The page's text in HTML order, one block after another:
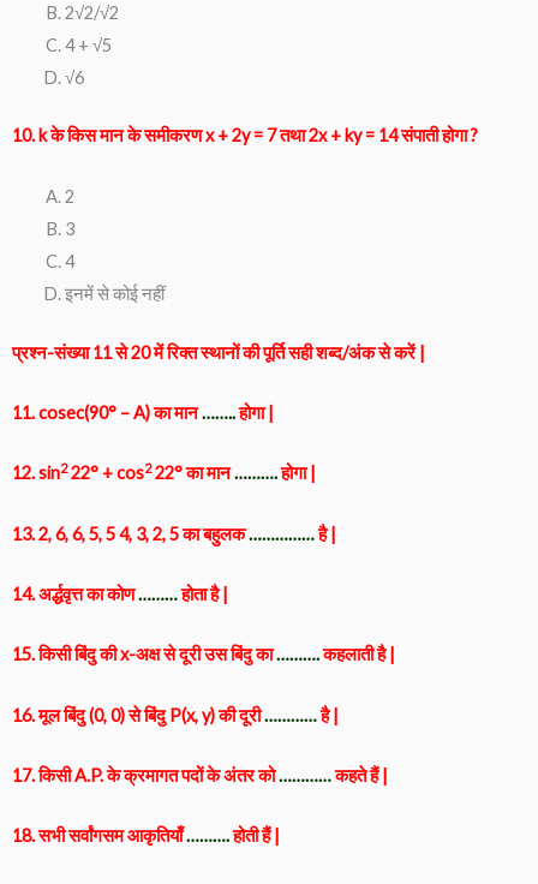
2√2/√2
4 + √5
√6
10. k के किस मान के समीकरण x + 2y = 7 तथा 2x + ky = 14 संपाती होगा ?
2
3
4
इनमें से कोई नहीं
प्रश्न-संख्या 11 से 20 में रिक्त स्थानों की पूर्ति सही शब्द/अंक से करें |
11. cosec(90° – A) का मान……..होगा |
12. sin222° + cos222° कामान……….होगा |
13. 2, 6, 6, 5, 5 4, 3, 2, 5 का बहुलक……………है |
14. अर्द्धवृत्त का कोण………होता है |
15. किसी बिंदु की x-अक्ष से दूरी उस बिंदु का……….कहलाती है |
16. मूल बिंदु (0, 0) से बिंदु P(x, y) की दूरी…………है |
17. किसी A.P. के क्रमागत पदों के अंतर को…………कहते हैं |
18. सभी सर्वांगसम आकृतियाँ……….होती हैं |